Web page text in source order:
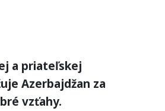
a priateľskej
Azerbajdžan za
vzťahy.